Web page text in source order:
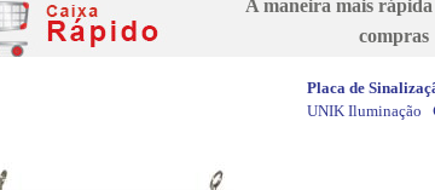
A maneira mais rápida
compras
Placa de
UNIK Iluminação